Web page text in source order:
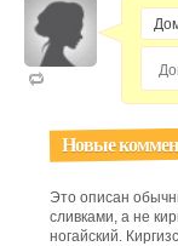
Новые
Это описан
сливками, а не
ногайский.